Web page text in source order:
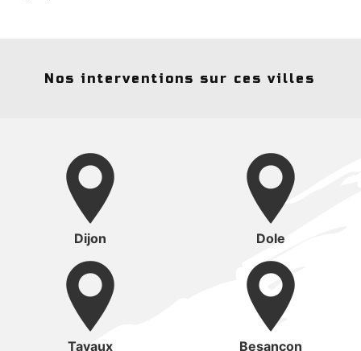
Nos interventions sur ces villes
Dijon Dole
Tavaux Besançon